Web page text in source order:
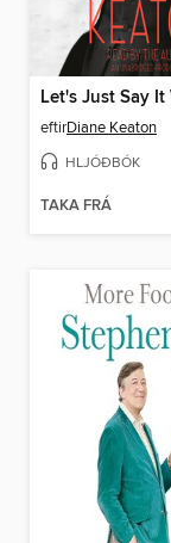
eftirDiane Keaton
HLJÓÐBÓK
TAKA FRÁ